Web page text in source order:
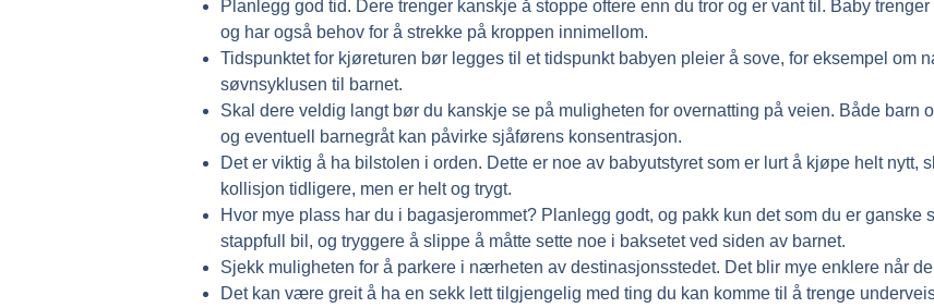
Planlegg god tid. Dere trenger kanskje å stoppe oftere enn du tror og er vant til. Baby
og har også behov for å strekke på kroppen innimellom.
Tidspunktet for kjøreturen bør legges til et tidspunkt babyen pleier å sove, for eksempel om
søvnsyklusen til barnet.
Skal dere veldig langt bør du kanskje se på muligheten for overnatting på veien. Både barn
og eventuell barnegråt kan påvirke sjåførens konsentrasjon.
Det er viktig å ha bilstolen i orden. Dette er noe av babyutstyret som er lurt å kjøpe helt nytt,
kollisjon tidligere, men er helt og trygt.
Hvor mye plass har du i bagasjerommet? Planlegg godt, og pakk kun det som du er ganske
stappfull bil, og tryggere å slippe å måtte sette noe i baksetet ved siden av barnet.
Sjekk muligheten for å parkere i nærheten av destinasjonsstedet. Det blir mye enklere når
Det kan være greit å ha en sekk lett tilgjengelig med ting du kan komme til å trenge